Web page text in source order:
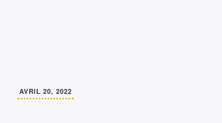
AVRIL 20, 2022